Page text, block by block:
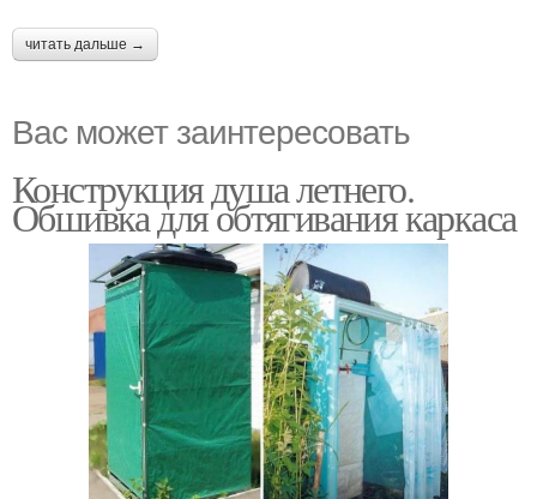
читать дальше →
Вас может заинтересовать
Конструкция душа летнего.
Обшивка для обтягивания каркаса